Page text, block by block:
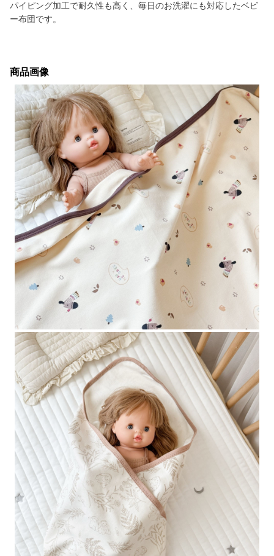
パイピング加工で耐久性も高く、毎日のお洗濯にも対応したベビ
ー布団です。
商品画像